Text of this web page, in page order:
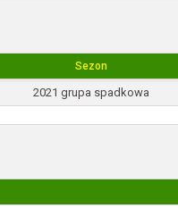
Sezon
2021 grupa spadkowa